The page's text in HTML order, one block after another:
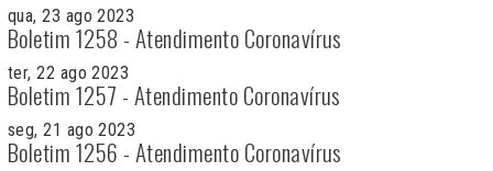
qua, 23 ago 2023
Boletim 1258 - Atendimento Coronavírus
ter, 22 ago 2023
Boletim 1257 - Atendimento Coronavírus
seg, 21 ago 2023
Boletim 1256 - Atendimento Coronavírus